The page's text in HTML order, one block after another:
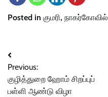
Posted in குமரி, நாகர்கோவில்
Post
navigation
Previous:
குழித்துறை ஹோம் சிறப்புப்
பள்ளி ஆண்டு விழா